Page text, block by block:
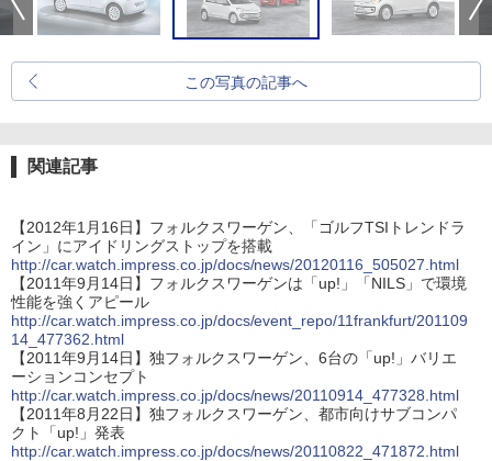
この写真の記事へ
関連記事
【2012年1月16日】フォルクスワーゲン、「ゴルフTSIトレンドラ
イン」にアイドリングストップを搭載
http://car.watch.impress.co.jp/docs/news/20120116_505027.html
【2011年9月14日】フォルクスワーゲンは「up!」「NILS」で環境
性能を強くアピール
http://car.watch.impress.co.jp/docs/event_repo/11frankfurt/201109
14_477362.html
【2011年9月14日】独フォルクスワーゲン、6台の「up!」バリエ
ーションコンセプト
http://car.watch.impress.co.jp/docs/news/20110914_477328.html
【2011年8月22日】独フォルクスワーゲン、都市向けサブコンパ
クト「up!」発表
http://car.watch.impress.co.jp/docs/news/20110822_471872.html